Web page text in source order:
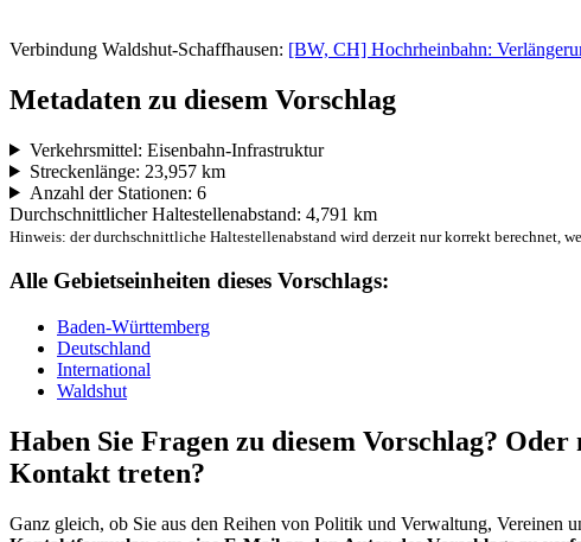
Verbindung Waldshut-Schaffhausen: [BW, CH] Hochrheinbahn:
Metadaten zu diesem Vorschlag
Verkehrsmittel: Eisenbahn-Infrastruktur
Streckenlänge: 23,957 km
Anzahl der Stationen: 6
Durchschnittlicher Haltestellenabstand: 4,791 km
Hinweis: der durchschnittliche Haltestellenabstand wird derzeit nur korrekt berechnet,
Alle Gebietseinheiten dieses Vorschlags:
Baden-Württemberg
Deutschland
International
Waldshut
Haben Sie Fragen zu diesem Vorschlag?
Kontakt treten?
Ganz gleich, ob Sie aus den Reihen von Politik und Verwaltung, Vereinen